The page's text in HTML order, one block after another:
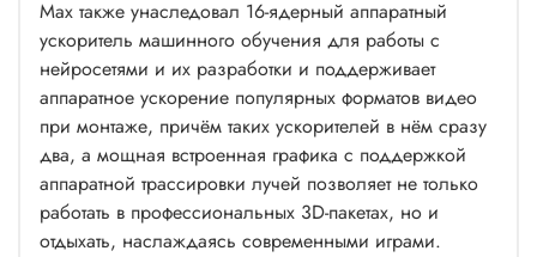
Max также унаследовал 16-ядерный аппаратный
ускоритель машинного обучения для работы с
нейросетями и их разработки и поддерживает
аппаратное ускорение популярных форматов видео
при монтаже, причём таких ускорителей в нём сразу
два, а мощная встроенная графика с поддержкой
аппаратной трассировки лучей позволяет не только
работать в профессиональных 3D-пакетах, но и
отдыхать, наслаждаясь современными играми.